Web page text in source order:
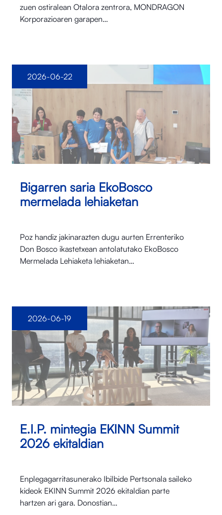
zuen ostiralean Otalora⁠ zentrora, MONDRAGON
Korporazioaren garapen…
Bigarren saria EkoBosco
mermelada lehiaketan
Poz handiz jakinarazten dugu aurten Errenteriko
Don Bosco ikastetxean antolatutako EkoBosco
Mermelada Lehiaketa lehiaketan…
2026-06-22
E.I.P. mintegia EKINN Summit
2026 ekitaldian
Enplegagarritasunerako Ibilbide Pertsonala saileko
kideok EKINN Summit 2026 ekitaldian parte
hartzen ari gara. Donostian…
2026-06-19